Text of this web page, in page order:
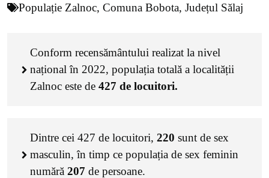
Populație Zalnoc, Comuna Bobota, Județul Sălaj
Conform recensământului realizat la nivel
național în 2022, populația totală a localității
Zalnoc este de 427 de locuitori.
Dintre cei 427 de locuitori, 220 sunt de sex
masculin, în timp ce populația de sex feminin
numără 207 de persoane.